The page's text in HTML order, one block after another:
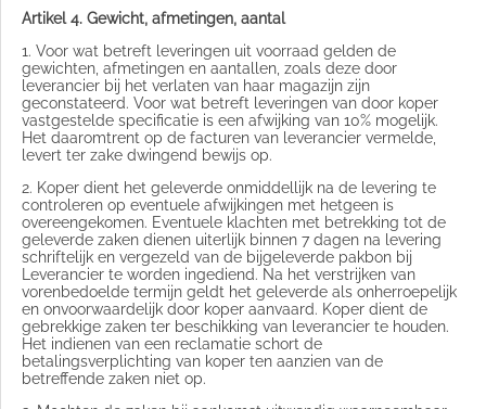
Artikel 4. Gewicht, afmetingen, aantal
1. Voor wat betreft leveringen uit voorraad gelden de
gewichten, afmetingen en aantallen, zoals deze door
leverancier bij het verlaten van haar magazijn zijn
geconstateerd. Voor wat betreft leveringen van door koper
vastgestelde specificatie is een afwijking van 10% mogelijk.
Het daaromtrent op de facturen van leverancier vermelde,
levert ter zake dwingend bewijs op.
2. Koper dient het geleverde onmiddellijk na de levering te
controleren op eventuele afwijkingen met hetgeen is
overeengekomen. Eventuele klachten met betrekking tot de
geleverde zaken dienen uiterlijk binnen 7 dagen na levering
schriftelijk en vergezeld van de bijgeleverde pakbon bij
Leverancier te worden ingediend. Na het verstrijken van
vorenbedoelde termijn geldt het geleverde als onherroepelijk
en onvoorwaardelijk door koper aanvaard. Koper dient de
gebrekkige zaken ter beschikking van leverancier te houden.
Het indienen van een reclamatie schort de
betalingsverplichting van koper ten aanzien van de
betreffende zaken niet op.